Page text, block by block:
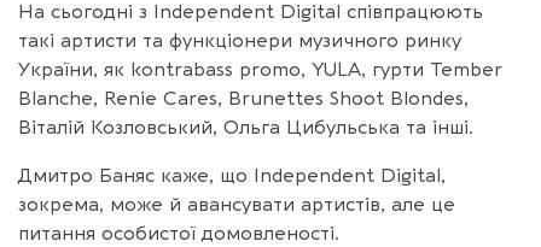
На сьогодні з Independent Digital співпрацюють
такі артисти та функціонери музичного ринку
України, як kontrabass promo, YULA, гурти Tember
Blanche, Renie Cares, Brunettes Shoot Blondes,
Віталій Козловський, Ольга Цибульська та інші.
Дмитро Баняс каже, що Independent Digital,
зокрема, може й авансувати артистів, але це
питання особистої домовленості.